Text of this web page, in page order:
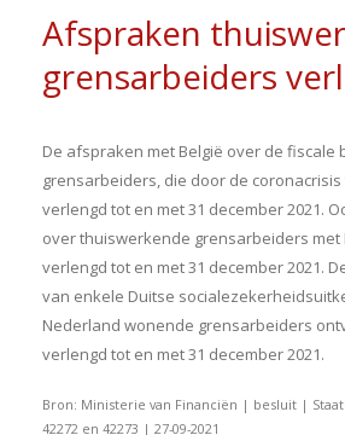
Afspraken
grensarbeiders
De afspraken met België over de fiscale
grensarbeiders, die door de
verlengd tot en met 31 december 2021.
over thuiswerkende grensarbeiders met
verlengd tot en met 31 december 2021.
van enkele Duitse
Nederland wonende grensarbeiders
verlengd tot en met 31 december 2021.
Bron: Ministerie van Financiën | besluit |
42272 en 42273 | 27-09-2021